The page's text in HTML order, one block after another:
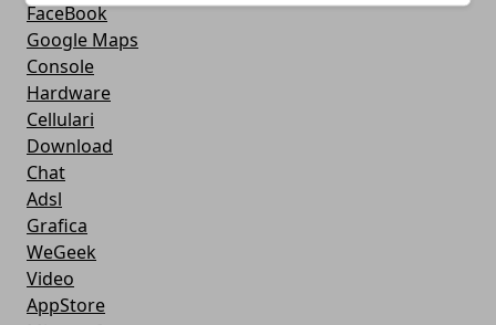
FaceBook
Google Maps
Console
Hardware
Cellulari
Download
Chat
Adsl
Grafica
WeGeek
Video
AppStore